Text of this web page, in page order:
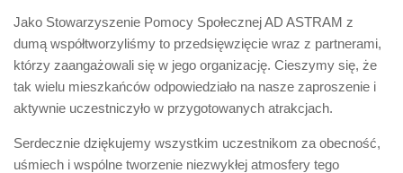
Jako Stowarzyszenie Pomocy Społecznej AD ASTRAM z
dumą współtworzyliśmy to przedsięwzięcie wraz z partnerami,
którzy zaangażowali się w jego organizację. Cieszymy się, że
tak wielu mieszkańców odpowiedziało na nasze zaproszenie i
aktywnie uczestniczyło w przygotowanych atrakcjach.
Serdecznie dziękujemy wszystkim uczestnikom za obecność,
uśmiech i wspólne tworzenie niezwykłej atmosfery tego